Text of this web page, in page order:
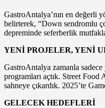
GastroAntalya’nın en değerli
belirterek, “Down sendromlu
depreminde seferberlik
YENİ PROJELER, YENİ
GastroAntalya zamanla
programları açtık. Street Food
sahneye çıkardık. 2025’te
GELECEK HEDEFLERİ